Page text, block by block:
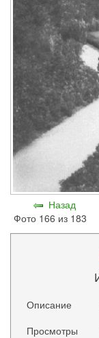
Назад
Фото 166 из 183
Описание
Просмотры